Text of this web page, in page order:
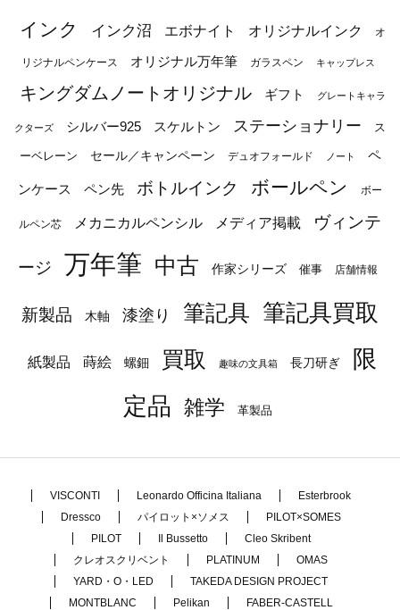
インク インク沼 エボナイト オリジナルインク オ
リジナルペンケース オリジナル万年筆 ガラスペン キャップレス
キングダムノートオリジナル ギフト グレートキャラ
クターズ シルバー925 スケルトン ステーショナリー ス
ーベレーン セール／キャンペーン デュオフォールド ノート ペ
ンケース ペン先 ボトルインク ボールペン ボー
ルペン芯 メカニカルペンシル メディア掲載 ヴィンテ
ージ 万年筆 中古 作家シリーズ 催事 店舗情報
新製品 木軸 漆塗り 筆記具 筆記具買取
紙製品 蒔絵 螺鈿 買取 趣味の文具箱 長刀研ぎ
限
定品
雑学 革製品
VISCONTI Leonardo Officina Italiana
Esterbrook
Dressco
パイロット×ソメス
PILOT×SOMES
PILOT
Il Bussetto
Cleo Skribent
クレオスクリベント
PLATINUM
OMAS
YARD・O・LED
TAKEDA DESIGN PROJECT
MONTBLANC
Pelikan
FABER-CASTELL